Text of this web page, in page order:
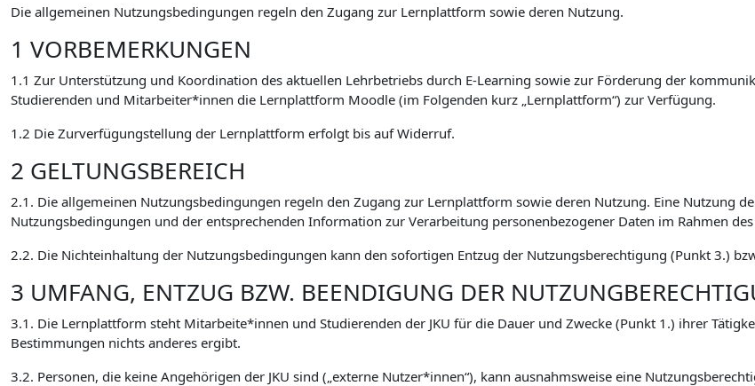
Die allgemeinen Nutzungsbedingungen regeln den Zugang zur Lernplattform sowie deren Nutzung.
1 VORBEMERKUNGEN
1.1 Zur Unterstützung und Koordination des aktuellen Lehrbetriebs durch E-Learning sowie zur Förderung der
Studierenden und Mitarbeiter*innen die Lernplattform Moodle (im Folgenden kurz „Lernplattform“) zur Verfügung.
1.2 Die Zurverfügungstellung der Lernplattform erfolgt bis auf Widerruf.
2 GELTUNGSBEREICH
2.1. Die allgemeinen Nutzungsbedingungen regeln den Zugang zur Lernplattform sowie deren Nutzung. Eine Nutzung
Nutzungsbedingungen und der entsprechenden Information zur Verarbeitung personenbezogener Daten im Rahmen
2.2. Die Nichteinhaltung der Nutzungsbedingungen kann den sofortigen Entzug der Nutzungsberechtigung (Punkt 3.)
3 UMFANG, ENTZUG BZW. BEENDIGUNG DER
3.1. Die Lernplattform steht Mitarbeite*innen und Studierenden der JKU für die Dauer und Zwecke (Punkt 1.) ihrer
Bestimmungen nichts anderes ergibt.
3.2. Personen, die keine Angehörigen der JKU sind („externe Nutzer*innen“), kann ausnahmsweise eine